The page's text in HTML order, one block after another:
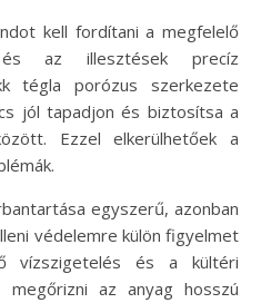
kell fordítani a megfelelő
és az illesztések precíz
tégla porózus szerkezete
jól tapadjon és biztosítsa a
Ezzel elkerülhetőek a
egyszerű, azonban
védelemre külön figyelmet
vízszigetelés és a kültéri
megőrizni az anyag hosszú